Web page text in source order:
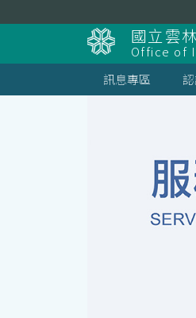
到
主
要
內
容
國立雲
Office of
訊息專區